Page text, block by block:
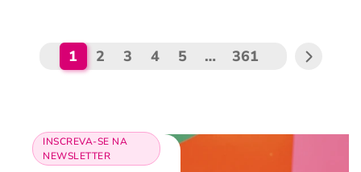
1 2 3 4 5 … 361
INSCREVA-SE NA
NEWSLETTER